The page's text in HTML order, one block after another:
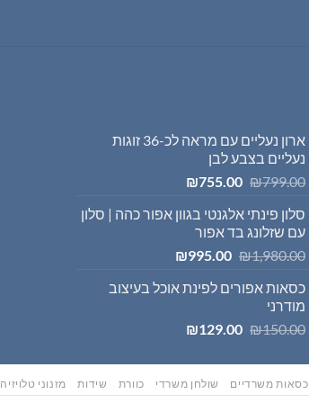
ארון נעליים עם מראה לכ-36 זוגות
נעליים בצבע לבן
₪799.00
המחיר
היה:
₪799.00.
₪755.00
המחיר
הוא:
סלון פינתי אלגנטי בגוון אפור כהה | סלון
עם שזלונג בד אפור
₪1,980.00
המחיר
היה:
₪995.00
המחיר
הוא:
כסאות אפורים לפינת אוכל בעיצוב
מודרני
₪150.00
המחיר
היה:
₪150.00.
₪129.00
המחיר
הוא:
₪129.00.
כסאות משרדיים שולחן משרדי כוורת שידות מזנוני טלויזיה